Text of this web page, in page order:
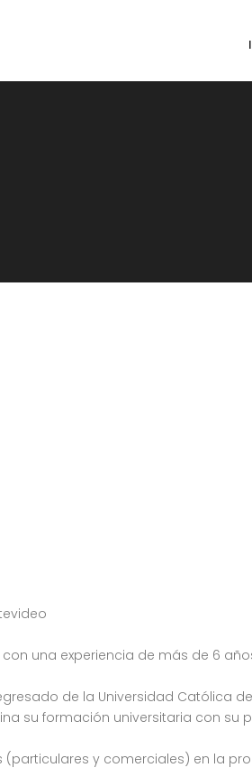
una experiencia de más de 6
de la Universidad Católica
su formación universitaria con su
y comerciales) en la